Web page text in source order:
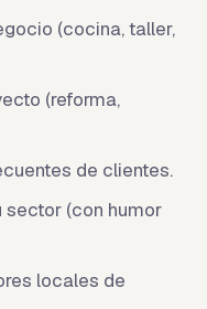
(cocina, taller,
(reforma,
de clientes.
(con humor
locales de